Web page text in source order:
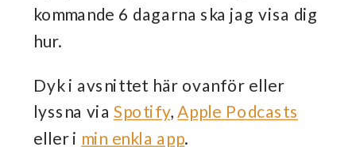
kommande 6 dagarna ska jag visa dig
hur.
Dyk i avsnittet här ovanför eller
lyssna via Spotify,Apple Podcasts
eller i min enkla app.